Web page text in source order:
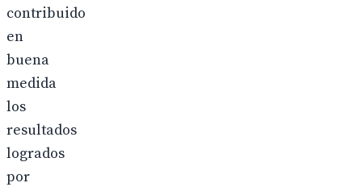
contribuido
en
buena
medida
los
resultados
logrados
por